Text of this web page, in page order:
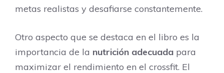
metas realistas y desafiarse constantemente.
Otro aspecto que se destaca en el libro es la
importancia de la nutrición adecuada para
maximizar el rendimiento en el crossfit. El